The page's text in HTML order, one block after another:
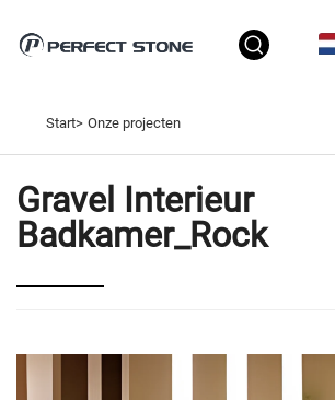
Start> Onze projecten
Gravel Interieur
Badkamer_Rock